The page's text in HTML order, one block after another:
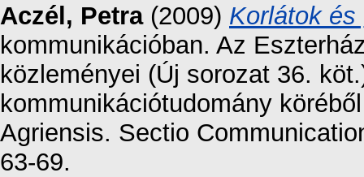
Aczél, Petra(2009) Korlátok és
kommunikációban. Az
közleményei (Új sorozat 36.
kommunikációtudomány
Agriensis. Sectio
63-69.